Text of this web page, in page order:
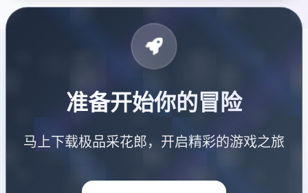
准备开始你的冒险
马上下载极品采花郎，开启精彩的游戏之旅